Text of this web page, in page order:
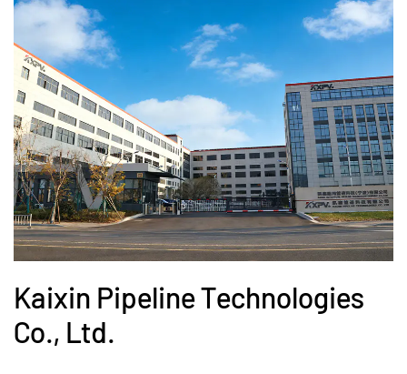
Kaixin Pipeline Technologies
Co., Ltd.